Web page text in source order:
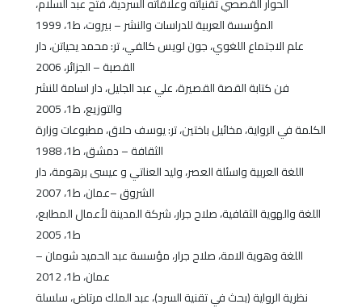
المؤسسة العربية للدراسات والنشر – بيروت، ط1، 1999
علم الاجتماع اللغوي، جون لويس كالفي، تر: محمد يحياتن، دار
القصبة – الجزائر، 2006
فن كتابة القصة القصيرة، علي عبد الجليل، دار اسامة للنشر
والتوزيع، ط1، 2005
الكلمة في الرواية، مخائيل باختين، تر: يوسف حلاق، مطبوعات وزارة
الثقافة – دمشق، ط1، 1988
اللغة العربية واسئلة العصر، وليد العناتي و عيسى برهومة، دار
الشروق –عمان، ط1، 2007
اللغة والهوية الثقافية، صلاح جرار، شركة المدينة لأعمال المطابع،
ط1، 2005
اللغة وهوية الامة، صلاح جرار، مؤسسة عبد الحميد شومان –
عمان، ط1، 2012
نظرية الرواية (بحث في تقنية السرد)، عبد الملك مرتاض، سلسلة